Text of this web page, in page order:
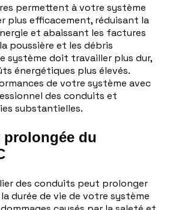
permettent à votre système
plus efficacement, réduisant la
et abaissant les factures
poussière et les débris
système doit travailler plus dur,
énergétiques plus élevés.
de votre système avec
des conduits et
substantielles.
prolongée du
des conduits peut prolonger
durée de vie de votre système